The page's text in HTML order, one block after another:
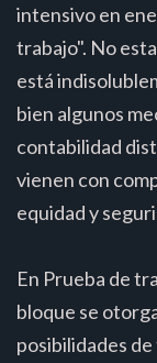
intensivo en
trabajo". No
está
bien algunos
contabilidad
vienen con
equidad y
En Prueba de
bloque se
posibilidades